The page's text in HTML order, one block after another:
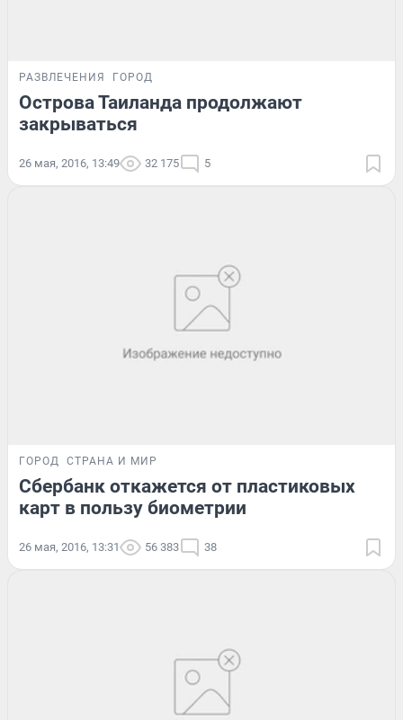
РАЗВЛЕЧЕНИЯ ГОРОД
Острова Таиланда продолжают
закрываться
26 мая, 2016, 13:49 32 175 5
ГОРОД СТРАНА И МИР
Сбербанк откажется от пластиковых
карт в пользу биометрии
26 мая, 2016, 13:31 56 383 38